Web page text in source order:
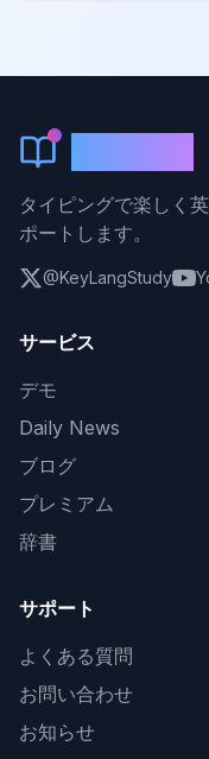
タイピングで楽しく
ポートします。
@KeyLangStudy
サービス
デモ
Daily News
ブログ
プレミアム
辞書
サポート
よくある質問
お問い合わせ
お知らせ